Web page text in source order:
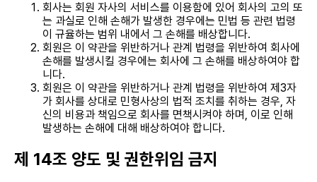
회사는 회원 자사의 서비스를 이용함에 있어 회사의 고의 또
는 과실로 인해 손해가 발생한 경우에는 민법 등 관련 법령
이 규율하는 범위 내에서 그 손해를 배상합니다.
회원은 이 약관을 위반하거나 관계 법령을 위반하여 회사에
손해를 발생시킬 경우에는 회사에 그 손해를 배상하여야 합
니다.
회원은 이 약관을 위반하거나 관계 법령을 위반하여 제3자
가 회사를 상대로 민형사상의 법적 조치를 취하는 경우, 자
신의 비용과 책임으로 회사를 면책시켜야 하며, 이로 인해
발생하는 손해에 대해 배상하여야 합니다.
제 14조 양도 및 권한위임 금지